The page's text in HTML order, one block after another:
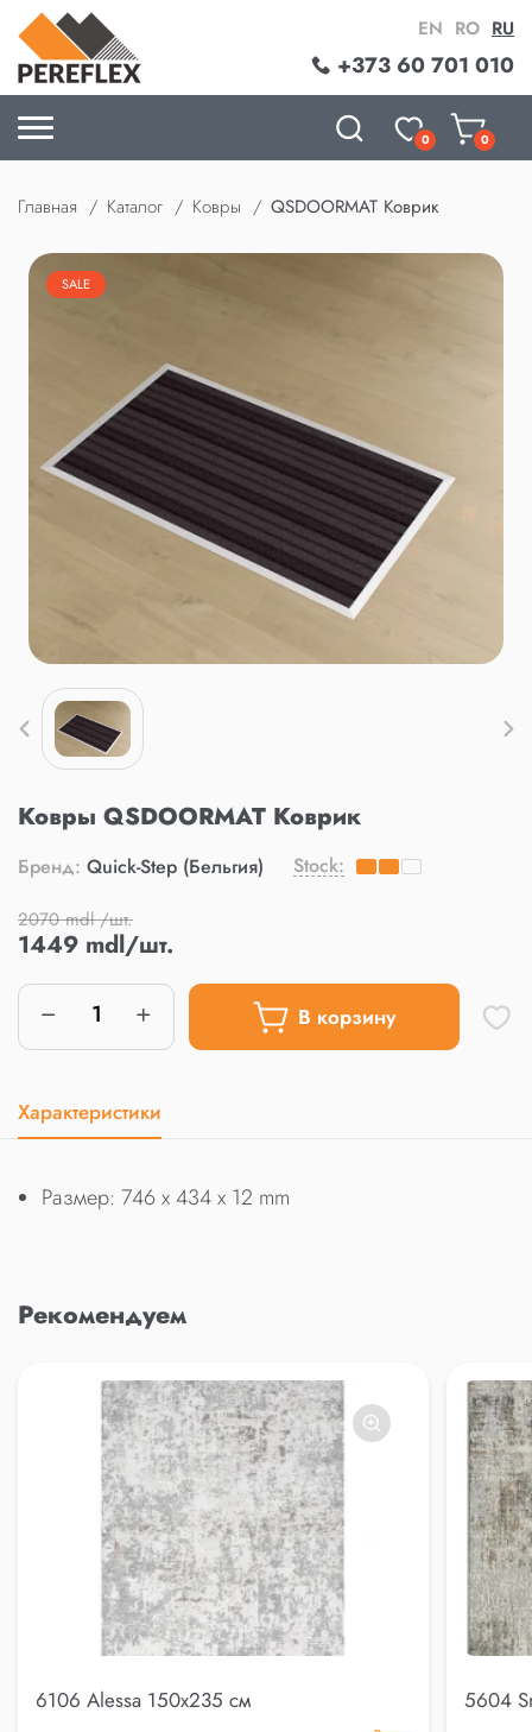
+373 60 701 010
EN RO RU
0 0
Главная Каталог Ковры QSDOORMAT Коврик
SALE
Ковры QSDOORMAT Коврик
Бренд: Quick-Step (Бельгия) Stock:
2070 mdl /шт.
1449 mdl/шт.
В корзину
Характеристики
Размер: 746 x 434 x 12 mm
Рекомендуем
6106 Alessa 150x235 см
5604